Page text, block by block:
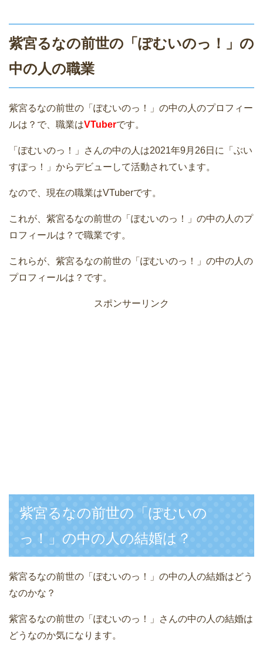
紫宮るなの前世の「ぽむいのっ！」の
中の人の職業
紫宮るなの前世の「ぽむいのっ！」の中の人のプロフィー
ルは？で、職業はVTuberです。
「ぽむいのっ！」さんの中の人は2021年9月26日に「ぶい
すぽっ！」からデビューして活動されています。
なので、現在の職業はVTuberです。
これが、紫宮るなの前世の「ぽむいのっ！」の中の人のプ
ロフィールは？で職業です。
これらが、紫宮るなの前世の「ぽむいのっ！」の中の人の
プロフィールは？です。
スポンサーリンク
紫宮るなの前世の「ぽむいの
っ！」の中の人の結婚は？
紫宮るなの前世の「ぽむいのっ！」の中の人の結婚はどう
なのかな？
紫宮るなの前世の「ぽむいのっ！」さんの中の人の結婚は
どうなのか気になります。